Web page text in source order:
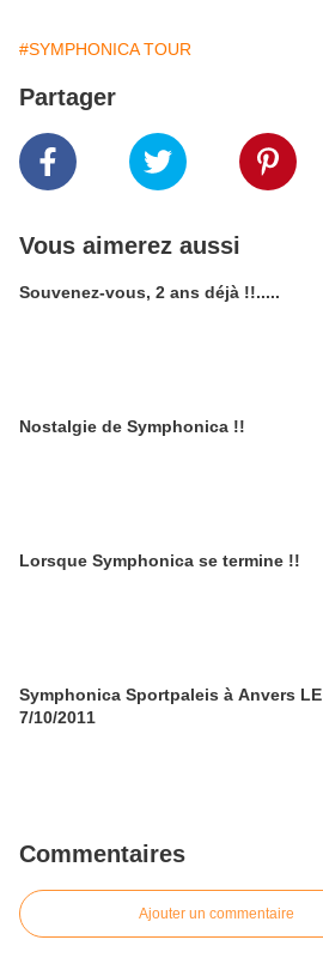
#SYMPHONICA TOUR
Partager
Vous aimerez aussi
Souvenez-vous, 2 ans déjà !!.....
Nostalgie de Symphonica !!
Lorsque Symphonica se termine !!
Symphonica Sportpaleis à Anvers LE
7/10/2011
Commentaires
Ajouter un commentaire